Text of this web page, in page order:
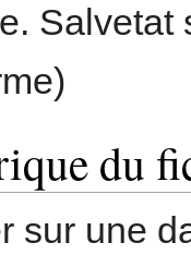
Salvetat
du
sur une